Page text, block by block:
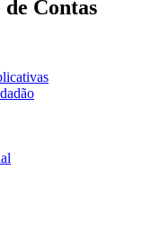
Contas